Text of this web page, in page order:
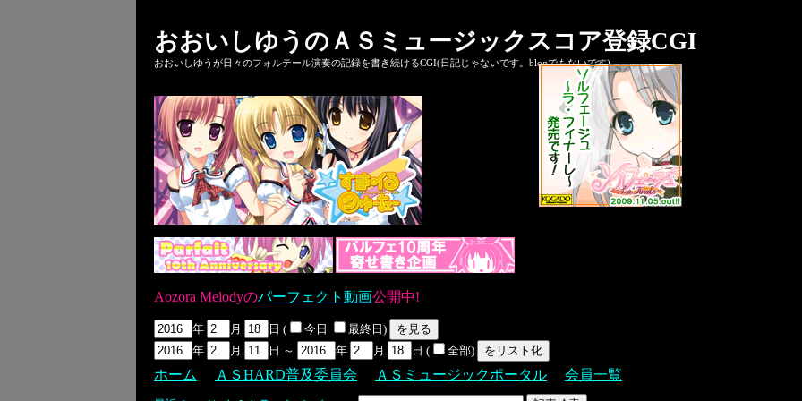
おおいしゆうのＡＳミュージックスコア登録CGI
おおいしゆうが日々のフォルテール演奏の記録を書き続けるCGI(日記じゃないです。blogでもないです)
Aozora Melodyのパーフェクト動画公開中!
年 月 日 ( 今日
最終日)
年
月 日 ～ 年 月 日 ( 全部)
ホーム ＡＳHARD普及委員会 ＡＳミュージックポータル 会員一覧